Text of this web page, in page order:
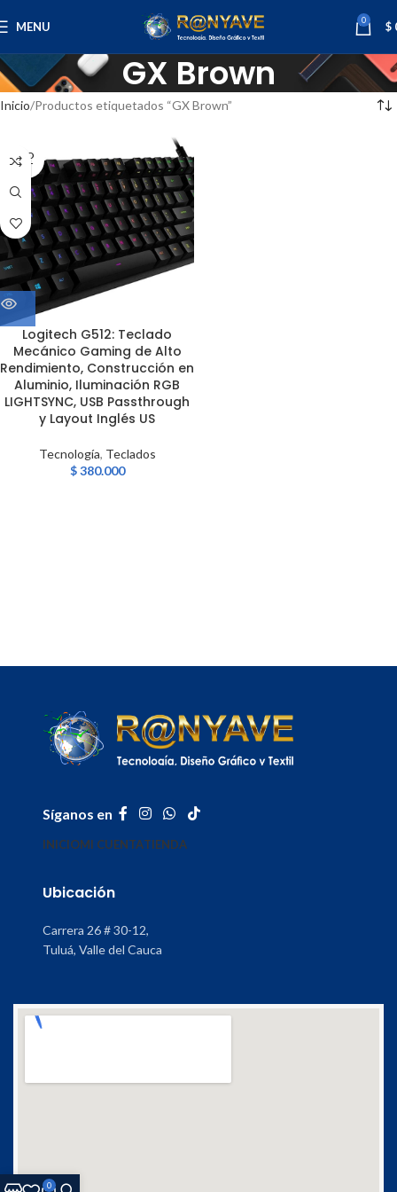
MENU 0 $
GX Brown
Inicio Productos etiquetados “GX Brown”
SOLD
OUT
Logitech G512: Teclado
Mecánico Gaming de Alto
Rendimiento, Construcción en
Aluminio, Iluminación RGB
LIGHTSYNC, USB Passthrough
y Layout Inglés US
Tecnología, Teclados
$380.000
Síganos en
INICIOMI CUENTATIENDA
Ubicación
Carrera 26 # 30-12,
Tuluá, Valle del Cauca
0